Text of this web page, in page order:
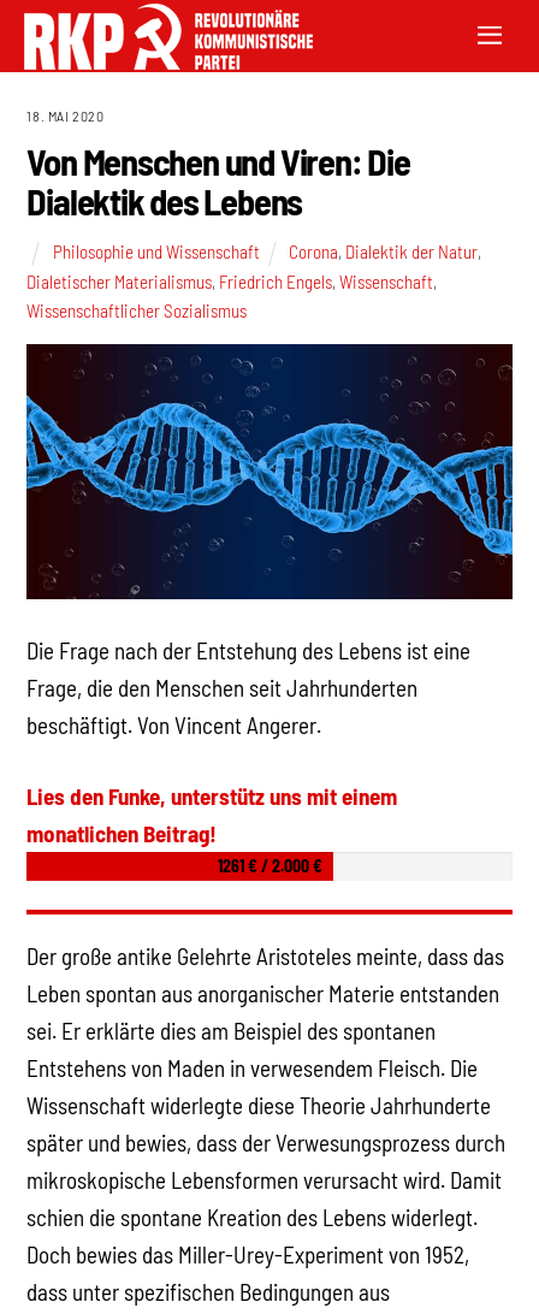
18. MAI 2020
Von Menschen und Viren: Die
Dialektik des Lebens
Philosophie und Wissenschaft Corona, Dialektik der Natur,
Dialetischer Materialismus, Friedrich Engels,Wissenschaft,
Wissenschaftlicher Sozialismus
Die Frage nach der Entstehung des Lebens ist eine
Frage, die den Menschen seit Jahrhunderten
beschäftigt. Von Vincent Angerer.
Lies den Funke, unterstütz uns mit einem
monatlichen Beitrag!
1261 € / 2.000 €
Der große antike Gelehrte Aristoteles meinte, dass das
Leben spontan aus anorganischer Materie entstanden
sei. Er erklärte dies am Beispiel des spontanen
Entstehens von Maden in verwesendem Fleisch. Die
Wissenschaft widerlegte diese Theorie Jahrhunderte
später und bewies, dass der Verwesungsprozess durch
mikroskopische Lebensformen verursacht wird. Damit
schien die spontane Kreation des Lebens widerlegt.
Doch bewies das Miller-Urey-Experiment von 1952,
dass unter spezifischen Bedingungen aus